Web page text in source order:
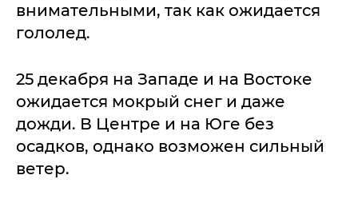
внимательными, так как ожидается
гололед.
25 декабря на Западе и на Востоке
ожидается мокрый снег и даже
дожди. В Центре и на Юге без
осадков, однако возможен сильный
ветер.